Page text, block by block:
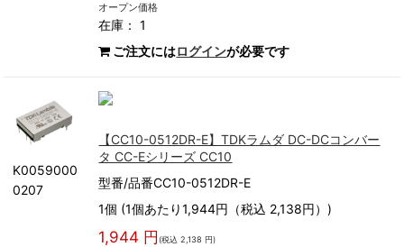
オープン価格
在庫： 1
ご注文にはログインが必要です
K0059000
0207
【CC10-0512DR-E】TDKラムダ DC-DCコンバー
タ CC-Eシリーズ CC10
型番/品番CC10-0512DR-E
1個 (1個あたり1,944円（税込 2,138円）)
1,944 円 (税込 2,138 円)